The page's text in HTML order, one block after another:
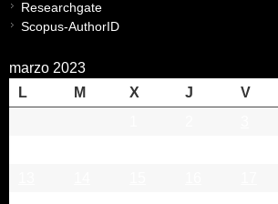
Researchgate
Scopus-AuthorID
marzo 2023
L
M X J V